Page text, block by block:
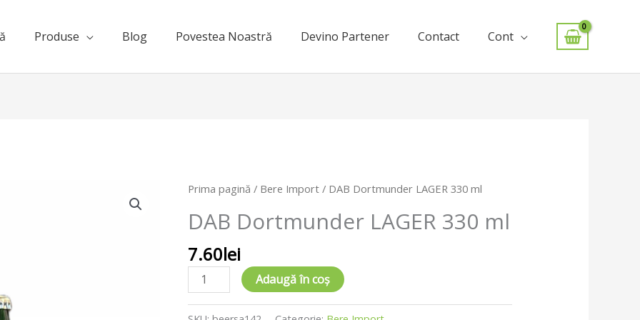
Produse Blog Povestea Noastră Devino Partener Contact Cont
Prima pagină / Bere Import / DAB Dortmunder LAGER 330 ml
DAB Dortmunder LAGER 330 ml
7.60lei
Cantitate
Dortmunder
330
Adaugă în coș